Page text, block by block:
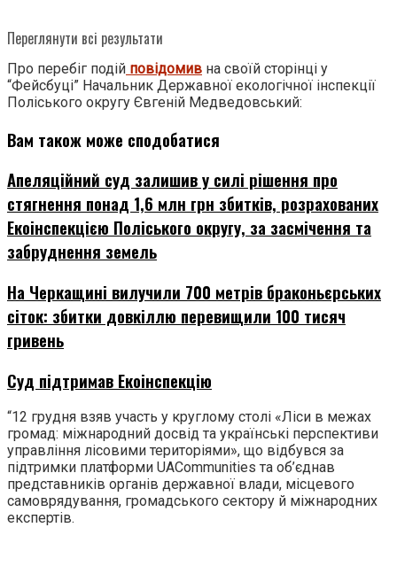
Переглянути всі результати
Про перебіг подій повідомив на своїй сторінці у
“Фейсбуці” Начальник Державної екологічної інспекції
Поліського округу Євгеній Медведовський:
Вам також може сподобатися
Апеляційний суд залишив у силі рішення про
стягнення понад 1,6 млн грн збитків, розрахованих
Екоінспекцією Поліського округу, за засмічення та
забруднення земель
На Черкащині вилучили 700 метрів браконьєрських
сіток: збитки довкіллю перевищили 100 тисяч
гривень
Суд підтримав Екоінспекцію
“12 грудня взяв участь у круглому столі «Ліси в межах
громад: міжнародний досвід та українські перспективи
управління лісовими територіями», що відбувся за
підтримки платформи UACommunities та об’єднав
представників органів державної влади, місцевого
самоврядування, громадського сектору й міжнародних
експертів.